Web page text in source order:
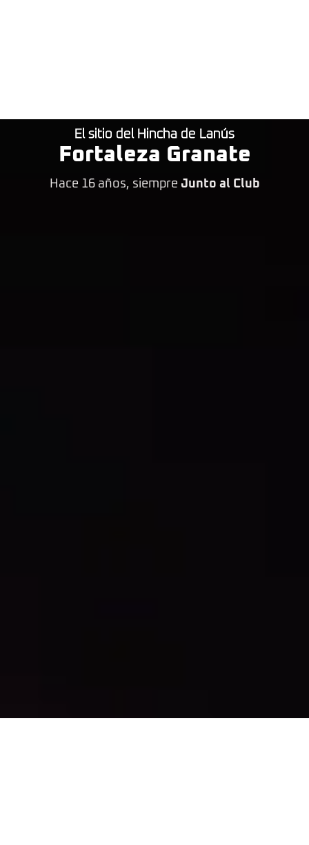
El sitio del Hincha de Lanús
Fortaleza Granate
Hace 16 años, siempre Junto al Club